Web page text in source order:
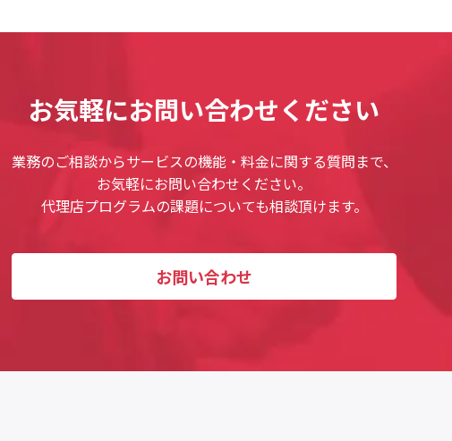
お気軽にお問い合わせください
業務のご相談からサービスの機能・料金に関する質問まで、
お気軽にお問い合わせください。
代理店プログラムの課題についても相談頂けます。
お問い合わせ